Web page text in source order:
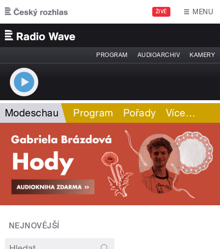
Přejít k hlavnímu obsahu
ŽIVĚ MENU
PROGRAM AUDIOARCHIV KAMERY
Modeschau Program Pořady Více…
NEJNOVĚJŠÍ